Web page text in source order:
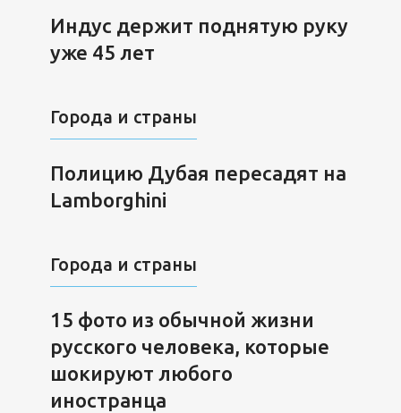
Индус держит поднятую руку
уже 45 лет
Города и страны
Полицию Дубая пересадят на
Lamborghini
Города и страны
15 фото из обычной жизни
русского человека, которые
шокируют любого
иностранца